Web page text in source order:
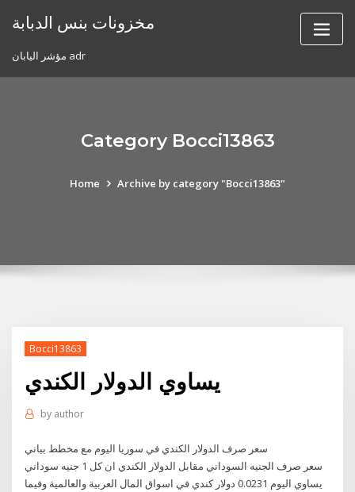
مخزونات بنس الدبابة
مؤشر اليابان adr
Category Bocci13863
Home Archive by category "Bocci13863"
Bocci13863
يساوي الدولار الكندي
by author
سعر صرف الدولار الكندي في سوريا اليوم مع مخطط بياني
سعر صرف الجنيه السوداني مقابل الدولار الكندي ان كل 1 جنيه سوداني
يساوي اليوم 0.0231 دولار كندي في اسواق المال العربية والعالمية وفيما